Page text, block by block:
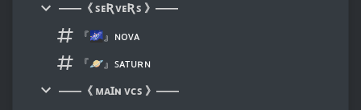
——《 ꜱᴇƦᴠᴇƦꜱ 》——
『🌌』ɴᴏᴠᴀ
『🪐』ꜱᴀᴛᴜʀɴ
——《 ᴍᴀꞮɴ ᴠᴄꜱ 》——